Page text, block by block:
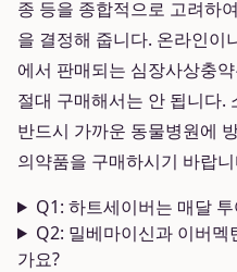
종 등을 종합적으로 고려하
을 결정해 줍니다. 온라인이
에서 판매되는 심장사상충
절대 구매해서는 안 됩니다.
반드시 가까운 동물병원에
의약품을 구매하시기 바랍
Q1: 하트세이버는 매달
Q2: 밀베마이신과 이버
가요?